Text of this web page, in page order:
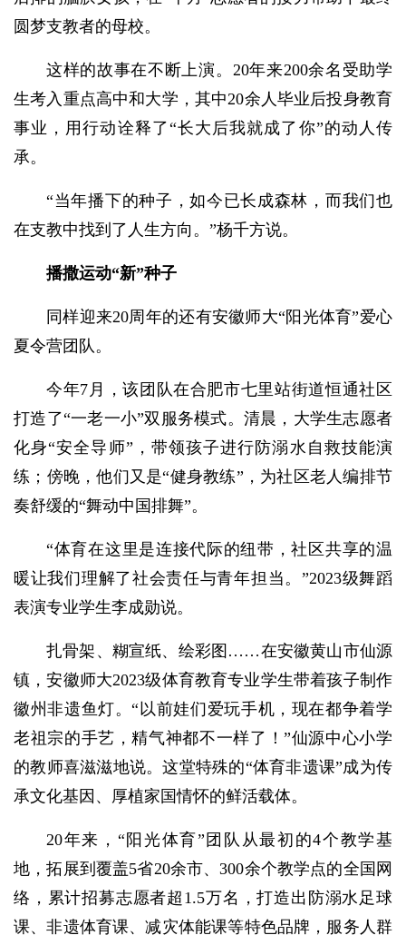
圆梦支教者的母校。
这样的故事在不断上演。20年来200余名受助学
生考入重点高中和大学，其中20余人毕业后投身教育
事业，用行动诠释了“长大后我就成了你”的动人传
承。
“当年播下的种子，如今已长成森林，而我们也
在支教中找到了人生方向。”杨千方说。
播撒运动“新”种子
同样迎来20周年的还有安徽师大“阳光体育”爱心
夏令营团队。
今年7月，该团队在合肥市七里站街道恒通社区
打造了“一老一小”双服务模式。清晨，大学生志愿者
化身“安全导师”，带领孩子进行防溺水自救技能演
练；傍晚，他们又是“健身教练”，为社区老人编排节
奏舒缓的“舞动中国排舞”。
“体育在这里是连接代际的纽带，社区共享的温
暖让我们理解了社会责任与青年担当。”2023级舞蹈
表演专业学生李成勋说。
扎骨架、糊宣纸、绘彩图……在安徽黄山市仙源
镇，安徽师大2023级体育教育专业学生带着孩子制作
徽州非遗鱼灯。“以前娃们爱玩手机，现在都争着学
老祖宗的手艺，精气神都不一样了！”仙源中心小学
的教师喜滋滋地说。这堂特殊的“体育非遗课”成为传
承文化基因、厚植家国情怀的鲜活载体。
20年来，“阳光体育”团队从最初的4个教学基
地，拓展到覆盖5省20余市、300余个教学点的全国网
络，累计招募志愿者超1.5万名，打造出防溺水足球
课、非遗体育课、减灾体能课等特色品牌，服务人群